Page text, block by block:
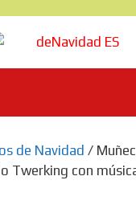
de Navidad /
Twerking con